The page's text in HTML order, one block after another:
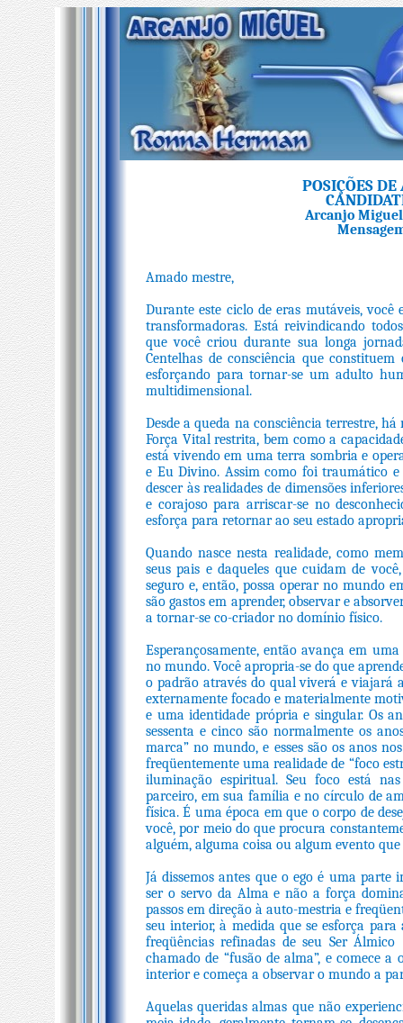
POSIÇÕES
Arcanjo
Amado mestre,
Durante este ciclo de eras mutáveis,
transformadoras. Está reivindicando
que você criou durante sua longa
Centelhas de consciência que
esforçando para tornar-se um adulto
multidimensional.
Desde a queda na consciência terrestre,
Força Vital restrita, bem como a
está vivendo em uma terra sombria e
e Eu Divino. Assim como foi traumático
descer às realidades de dimensões
e corajoso para arriscar-se no
esforça para retornar ao seu estado
Quando nasce nesta realidade, como
seus pais e daqueles que cuidam de
seguro e, então, possa operar no mundo
são gastos em aprender, observar e
a tornar-se co-criador no domínio físico.
Esperançosamente, então avança em
no mundo. Você apropria-se do que
o padrão através do qual viverá e viajará
externamente focado e materialmente
e uma identidade própria e singular. Os
sessenta e cinco são normalmente os
marca” no mundo, e esses são os anos
freqüentemente uma realidade de “foco
iluminação espiritual. Seu foco está
parceiro, em sua família e no círculo de
física. É uma época em que o corpo de
você, por meio do que procura
alguém, alguma coisa ou algum evento
Já dissemos antes que o ego é uma
ser o servo da Alma e não a força
passos em direção à auto-mestria e
seu interior, à medida que se esforça
freqüências refinadas de seu Ser
chamado de “fusão de alma”, e comece
interior e começa a observar o mundo a
Aquelas queridas almas que não